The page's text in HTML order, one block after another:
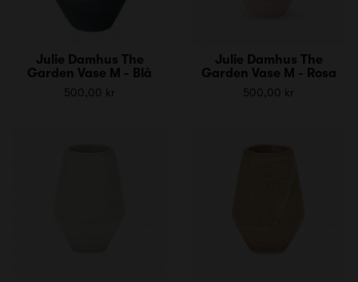
Julie Damhus The
Garden Vase M - Blå
500,00 kr
Julie Damhus The
Garden Vase M - Rosa
500,00 kr